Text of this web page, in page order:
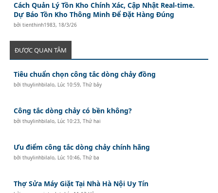
Cách Quản Lý Tồn Kho Chính Xác, Cập Nhật Real-time.
Dự Báo Tồn Kho Thông Minh Để Đặt Hàng Đúng
bởitienthinh1983, 18/3/26
ĐƯỢC QUAN TÂM
Tiêu chuẩn chọn công tắc dòng chảy đồng
bởithuylinhbilalo, Lúc 10:59, Thứ bảy
Công tắc dòng chảy có bền không?
bởithuylinhbilalo, Lúc 10:23, Thứ hai
Ưu điểm công tắc dòng chảy chính hãng
bởithuylinhbilalo, Lúc 10:46, Thứ ba
Thợ Sửa Máy Giặt Tại Nhà Hà Nội Uy Tín